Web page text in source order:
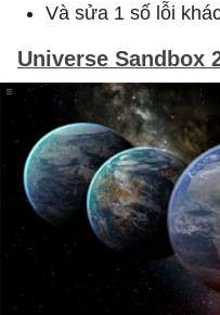
Và sửa 1 số lỗi
Universe Sandbox